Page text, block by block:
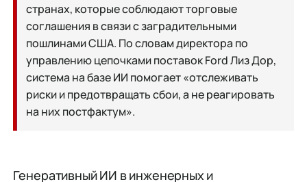
странах, которые соблюдают торговые
соглашения в связи с заградительными
пошлинами США. По словам директора по
управлению цепочками поставок Ford Лиз Дор,
система на базе ИИ помогает «отслеживать
риски и предотвращать сбои, а не реагировать
на них постфактум».
Генеративный ИИ в инженерных и